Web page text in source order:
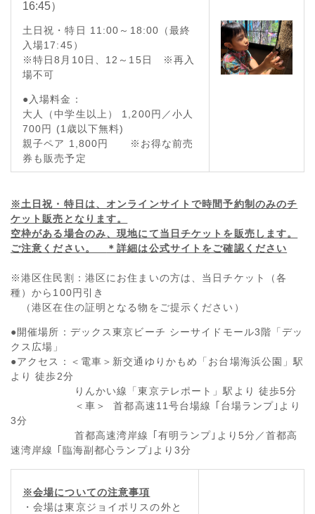
16:45）
土日祝・特日 11:00～18:00（最終
入場17:45）
※特日8月10日、12～15日 ※再入
場不可
●入場料金：
大人（中学生以上） 1,200円／小人
700円 (1歳以下無料)
親子ペア 1,800円 ※お得な前売
券も販売予定
※土日祝・特日は、オンラインサイトで時間予約制のみのチ
ケット販売となります。
空枠がある場合のみ、現地にて当日チケットを販売します。
ご注意ください。
＊詳細は公式サイトをご確認ください
※港区住民割：港区にお住まいの方は、当日チケット（各
種）から100円引き
（港区在住の証明となる物をご提示ください）
●開催場所：デックス東京ビーチ シーサイドモール3階「デッ
クス広場」
●アクセス：＜電車＞新交通ゆりかもめ「お台場海浜公園」駅
より 徒歩2分
りんかい線「東京テレポート」駅より 徒歩5分
＜車＞ 首都高速11号台場線 ｢台場ランプ｣より
3分
首都高速湾岸線 ｢有明ランプ｣より5分／首都高
速湾岸線 ｢臨海副都心ランプ｣より3分
※会場についての注意事項
・会場は東京ジョイポリスの外と